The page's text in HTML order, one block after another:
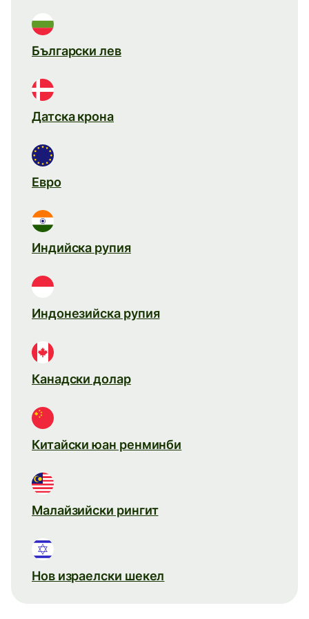
Български лев
Датска крона
Евро
Индийска рупия
Индонезийска рупия
Канадски долар
Китайски юан ренминби
Малайзийски рингит
Нов израелски шекел